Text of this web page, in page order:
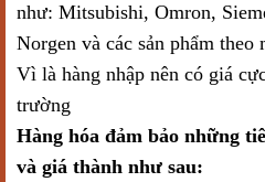
như: Mitsubishi, Omron,
Norgen và các sản phẩm theo
Vì là hàng nhập nên có giá
trường
Hàng hóa đảm bảo những
và giá thành như sau: